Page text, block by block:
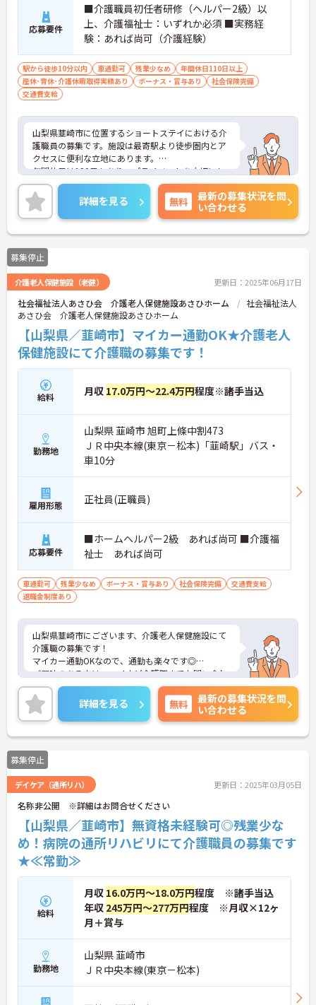
応募要件
■介護職員初任者研修（ヘルパー2級）以
上、介護福祉士：いずれか必須 ■実務経
験：あれば尚可（介護経験）
駅から徒歩10分以内 車通勤可 残業少なめ
年間休日110日以上
産休･育休･介護休暇取得実績あり
ボーナス・賞与あり
社会保険完備
交通費支給
山梨県韮崎市に位置するショートステイにおける介
護職員の募集です。施設は最寄駅より徒歩圏内とア
クセスに便利な立地にあります。
年間休日は120日もあり、プライベートを大切にし
ながらご勤務いただけます。介護業務経験がある方
はこれまでの経験を活かしながらご勤務いただけま
す。
ご興味のある方には、面接対策ポイントなど、さら
に詳細をお話しいたしますのでお気軽にご相談くだ
さい！
詳細を見る 無料
最新の募集状況を問
い合わせる
募集停止
介護老人保健施設（老健） 更新日：2025年06月17日
社会福祉法人あさひ会 介護老人保健施設あさひホーム
社会福祉法人
あさひ会 介護老人保健施設あさひホーム
【山梨県／韮崎市】マイカー通勤OK★介護老人
保健施設にて介護職の募集です！
給料 月収 17.0万円～22.4万円程度※諸手当込
勤務地
山梨県 韮崎市 旭町上條中割473
ＪＲ中央本線(東京－松本)「韮崎駅」バス・
車10分
雇用形態 正社員(正職員)
応募要件
■ホームヘルパー2級 あれば尚可 ■介護福
祉士 あれば尚可
車通勤可 残業少なめ ボーナス・賞与あり 社会保険完備
交通費支給
退職金制度あり
山梨県韮崎市にございます、介護老人保健施設にて
介護職の募集です！
マイカー通勤OKなので、通勤も楽々です◎
ご興味のある方は、マイナビ介護職までお問い合わ
せください。
詳細を見る 無料
最新の募集状況を問
い合わせる
募集停止
デイケア（通所リハ） 更新日：2025年03月05日
名称非公開 ※詳細はお問合せください
【山梨県／韮崎市】無資格未経験可◎残業少な
め！病院の通所リハビリにて介護職員の募集です
★≪常勤≫
給料
月収 16.0万円～18.0万円程度 ※諸手当込
年収 245万円～277万円程度 ※月収×12ヶ
月＋賞与
勤務地
山梨県 韮崎市
ＪＲ中央本線(東京－松本)